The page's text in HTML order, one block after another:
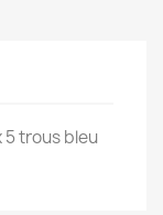
5 trous bleu